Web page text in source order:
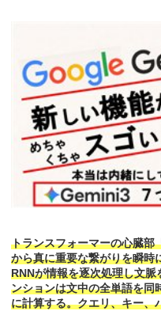
トランスフォーマーの心臓部
から真に重要な繋がりを瞬時
RNNが情報を逐次処理し文
ンションは文中の全単語を同
に計算する。クエリ、キー、